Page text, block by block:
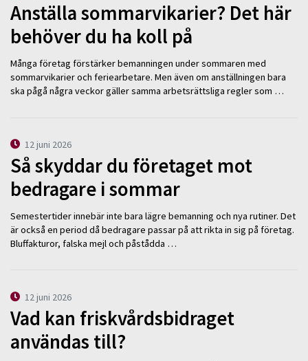
Anställa sommarvikarier? Det här
behöver du ha koll på
Många företag förstärker bemanningen under sommaren med
sommarvikarier och feriearbetare. Men även om anställningen bara
ska pågå några veckor gäller samma arbetsrättsliga regler som …
12 juni 2026
Så skyddar du företaget mot
bedragare i sommar
Semestertider innebär inte bara lägre bemanning och nya rutiner. Det
är också en period då bedragare passar på att rikta in sig på företag.
Bluffakturor, falska mejl och påstådda …
12 juni 2026
Vad kan friskvårdsbidraget
användas till?